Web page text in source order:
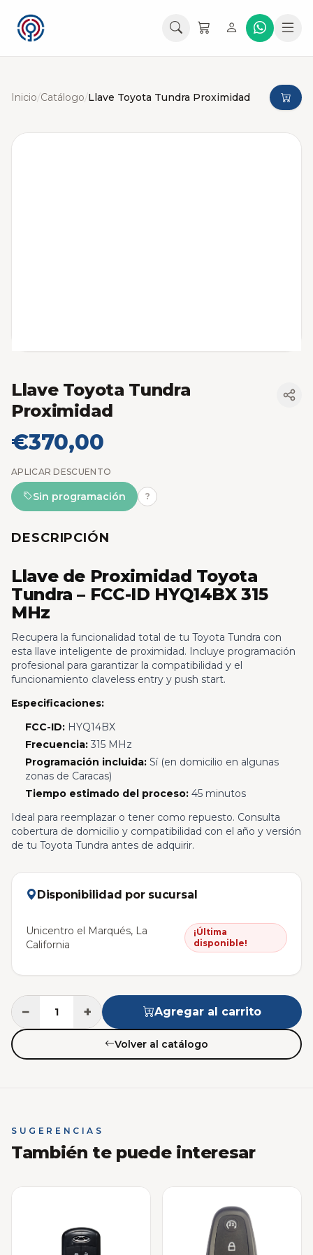
Inicio/Catálogo/Llave Toyota Tundra Proximidad
Llave Toyota Tundra
Proximidad
€370,00
APLICAR DESCUENTO
Sin programación ?
DESCRIPCIÓN
Llave de Proximidad Toyota
Tundra – FCC-ID HYQ14BX 315
MHz
Recupera la funcionalidad total de tu Toyota Tundra con
esta llave inteligente de proximidad. Incluye programación
profesional para garantizar la compatibilidad y el
funcionamiento claveless entry y push start.
Especificaciones:
FCC-ID:HYQ14BX
Frecuencia:315 MHz
Programación incluida:Sí (en domicilio en algunas
zonas de Caracas)
Tiempo estimado del proceso:45 minutos
Ideal para reemplazar o tener como repuesto. Consulta
cobertura de domicilio y compatibilidad con el año y versión
de tu Toyota Tundra antes de adquirir.
Disponibilidad por sucursal
Unicentro el Marqués, La
California
¡Última
disponible!
− + Agregar al carrito
Volver al catálogo
SUGERENCIAS
También te puede interesar